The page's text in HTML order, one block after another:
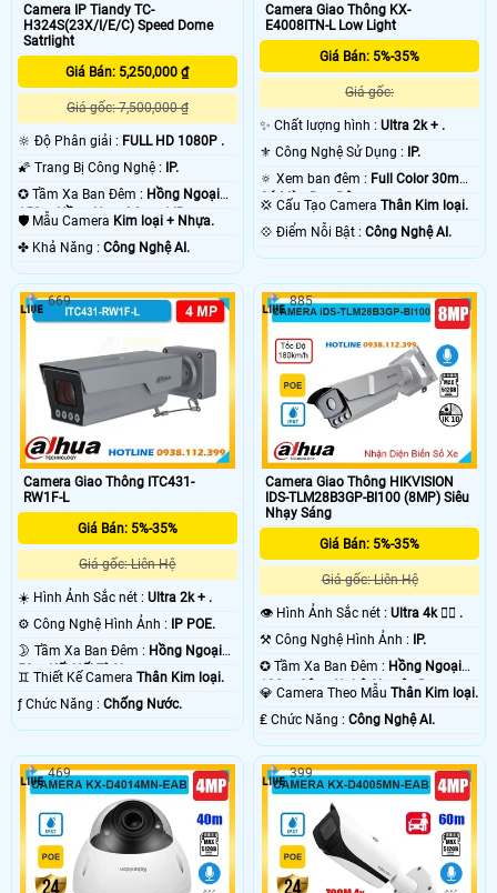
🗺
Camera starlight mang lại hiệu quả giám sát ban đêm tốt nhất, có thể nói đây
là giải pháp lắp camera phù hợp cho gia đình văn phòng, với tiêu chí giám sát
ban đêm hiệu quả hình ảnh rõ nét. Ngoài ra camera starlight vẫn có thể giám
sát hồng ngoại trong điều kiện không có ánh sáng cho giải pháp giám sát
hoàn hảo hơn. 😱
Camera IP Tiandy TC-
H324S(23X/I/E/C) Speed Dome
Satrlight
Giá Bán: 5,250,000 ₫
Giá gốc: 7,500,000 ₫
🔆 Độ Phân giải : FULL HD 1080P .
🌠 Trang Bị Công Nghệ :
IP.
✪ Tầm Xa Ban Đêm : Hồng Ngoại
150m Hồng Ngoại Smart IR.
🛡 Mẫu Camera Kim loại + Nhựa.
️✤ Khả Năng : Công Nghệ AI.
Camera Giao Thông KX-
E4008ITN-L Low Light
Giá Bán: 5%-35%
Giá gốc:
✨ Chất lượng hình :Ultra 2k + .
⚜️ Công Nghệ Sử Dụng :
IP.
🔅 Xem ban đêm : Full Color 30m
Có Màu Ban Ðêm.
💢 Cấu Tạo CameraThân Kim loại.
️💠 Điểm Nỗi Bật :Công Nghệ AI.
Camera Giao Thông ITC431-
RW1F-L
Giá Bán: 5%-35%
Giá gốc: Liên Hệ
☀️ Hình Ảnh Sắc nét : Ultra 2k + .
⚙ Công Nghệ Hình Ảnh : IP POE.
🌛 Tầm Xa Ban Đêm : Hồng Ngoại
50m Kết Nối Từ Xa.
♊ Thiết Kế Camera Thân Kim loại.
️ƒ Chức Năng : Chống Nước.
669
Camera Giao Thông HIKVISION
IDS-TLM28B3GP-BI100 (8MP) Siêu
Nhạy Sáng
Giá Bán: 5%-35%
Giá gốc: Liên Hệ
👁 Hình Ảnh Sắc nét :Ultra 4k 👍🏾 .
⚒ Công Nghệ Hình Ảnh : IP.
✪ Tầm Xa Ban Đêm : Hồng Ngoại
100m Công Nghệ Chuyên Dụng.
💎 Camera Theo MẫuThân Kim loại.
️₤ Chức Năng :Công Nghệ AI.
885
469 399